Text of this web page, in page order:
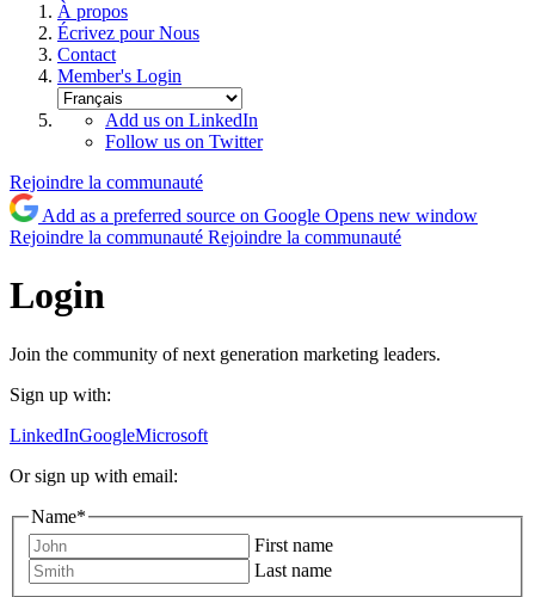
À propos
Écrivez pour Nous
Contact
Member's Login
Add us on LinkedIn
Follow us on Twitter
Rejoindre la communauté
Add as a preferred source on Google Opens new window
Rejoindre la communauté Rejoindre la communauté
Login
Join the community of next generation marketing leaders.
Sign up with:
LinkedInGoogleMicrosoft
Or sign up with email:
Name*
First name
Last name